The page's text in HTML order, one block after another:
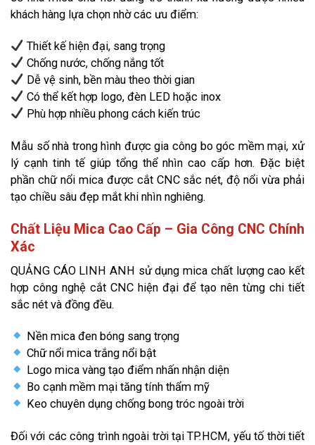
khách hàng lựa chọn nhờ các ưu điểm:
Thiết kế hiện đại, sang trọng
Chống nước, chống nắng tốt
Dễ vệ sinh, bền màu theo thời gian
Có thể kết hợp logo, đèn LED hoặc inox
Phù hợp nhiều phong cách kiến trúc
Mẫu số nhà trong hình được gia công bo góc mềm mại, xử
lý cạnh tinh tế giúp tổng thể nhìn cao cấp hơn. Đặc biệt
phần chữ nổi mica được cắt CNC sắc nét, độ nổi vừa phải
tạo chiều sâu đẹp mắt khi nhìn nghiêng.
Chất Liệu Mica Cao Cấp – Gia Công CNC Chính
Xác
QUẢNG CÁO LINH ANH sử dụng mica chất lượng cao kết
hợp công nghệ cắt CNC hiện đại để tạo nên từng chi tiết
sắc nét và đồng đều.
Nền mica đen bóng sang trọng
Chữ nổi mica trắng nổi bật
Logo mica vàng tạo điểm nhấn nhận diện
Bo cạnh mềm mại tăng tính thẩm mỹ
Keo chuyên dụng chống bong tróc ngoài trời
Đối với các công trình ngoài trời tại TP.HCM, yếu tố thời tiết